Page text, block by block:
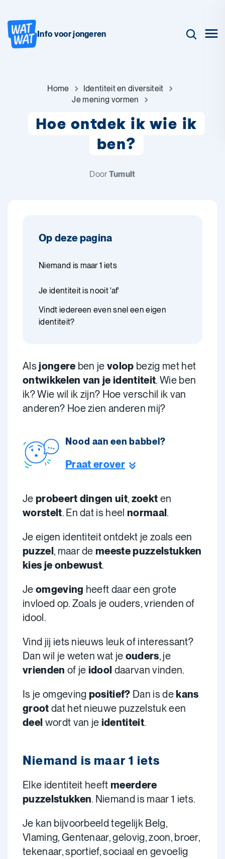
Info voor jongeren
Home
Identiteit en diversiteit
Je mening vormen
Hoe ontdek ik wie ik
ben?
DoorTumult
Op deze pagina
Niemand is maar 1 iets
Je identiteit is nooit 'af'
Vindt iedereen even snel een eigen
identiteit?
Alsjongere ben jevolop bezig met het
ontwikkelen van je identiteit. Wie ben
ik? Wie wil ik zijn? Hoe verschil ik van
anderen? Hoe zien anderen mij?
Nood aan een babbel?
Praat erover
Je probeert dingen uit, zoekt en
worstelt. En dat is heelnormaal.
Je eigen identiteit ontdekt je zoals een
puzzel, maar demeeste puzzelstukken
kies je onbewust.
Je omgeving heeft daar een grote
invloed op. Zoals je ouders, vrienden of
idool.
Vind jij iets nieuws leuk of interessant?
Dan wil je weten wat je ouders, je
vrienden of je idool daarvan vinden.
Is je omgeving positief? Dan is dekans
groot dat het nieuwe puzzelstuk een
deel wordt van je identiteit.
Niemand is maar 1 iets
Elke identiteit heeftmeerdere
puzzelstukken. Niemand is maar 1 iets.
Je kan bijvoorbeeld tegelijk Belg,
Vlaming, Gentenaar, gelovig, zoon, broer,
tekenaar, sportief, sociaal en gevoelig